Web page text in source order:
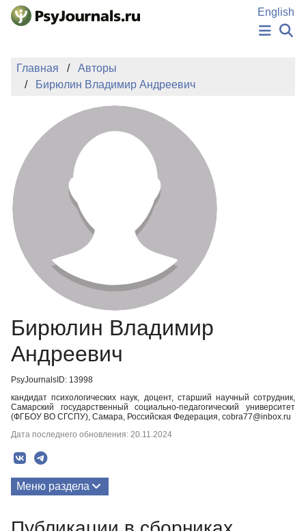
Перейти к основному содержанию
English
ИЗДАНИЯ
АВТОРЫ
ПОДАТЬ РУКОПИСЬ
БАЗА ЗНАНИЙ
КЛЮЧЕВЫЕ СЛОВА
Регистрация
Главная
Авторы
Бирюлин Владимир Андреевич
Бирюлин Владимир
Андреевич
PsyJournalsID: 13998
кандидат психологических наук, доцент, старший научный сотрудник,
Самарский государственный социально-педагогический университет
(ФГБОУ ВО СГСПУ), Самара, Российская Федерация, cobra77@inbox.ru
Дата последнего обновления: 20.11.2024
Меню раздела